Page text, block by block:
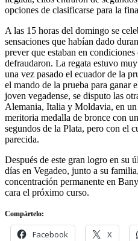
opciones de clasificarse para la
A las 15 horas del domingo se
sensaciones que habían dado
prever que estaban en
defraudaron. La regata estuvo
una vez pasado el ecuador de la
el mando de la prueba para ganar
joven vegadense, se disputo las
Alemania, Italia y Moldavia, en
meritoria medalla de bronce con
segundos de la Plata, pero con el
parecida.
Después de este gran logro en su
días en Vegadeo, junto a su
concentración permanente en
cara el próximo curso.
Compártelo:
Facebook X